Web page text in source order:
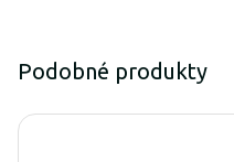
Podobné produkty